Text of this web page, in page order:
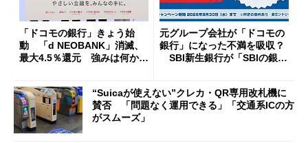
「ドコモの銀行」きょう始
動 「d NEOBANK」消滅、
最大4.5％還元 強みは何か解
元グループ会社が「ドコモの
銀行」になった不満を吸収？
SBI新生銀行が「SBIの銀
開催
“Suicaが使えない”クレカ・QR専用改札機に
賛否 「問題なく運用できる」「交通系ICの方
がスムーズ」